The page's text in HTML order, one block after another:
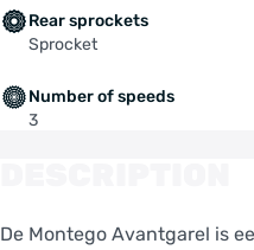
Rear sprockets
Sprocket
Number of speeds
3
De Montego Avantgarel is